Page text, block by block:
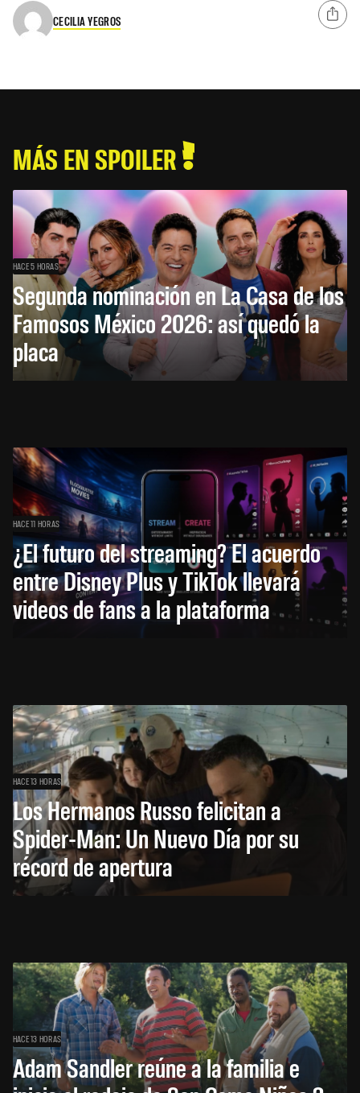
CECILIA YEGROS
MÁS EN SPOILER
HACE 5 HORAS
Segunda nominación en La Casa de los
Famosos México 2026: así quedó la
placa
HACE 11 HORAS
¿El futuro del streaming? El acuerdo
entre Disney Plus y TikTok llevará
videos de fans a la plataforma
HACE 13 HORAS
Los Hermanos Russo felicitan a
Spider-Man: Un Nuevo Día por su
récord de apertura
HACE 13 HORAS
Adam Sandler reúne a la familia e